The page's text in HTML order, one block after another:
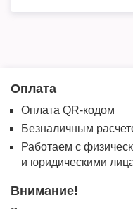
Оплата
Оплата QR-кодом
Безналичным
Работаем с
и юридическими
Внимание!